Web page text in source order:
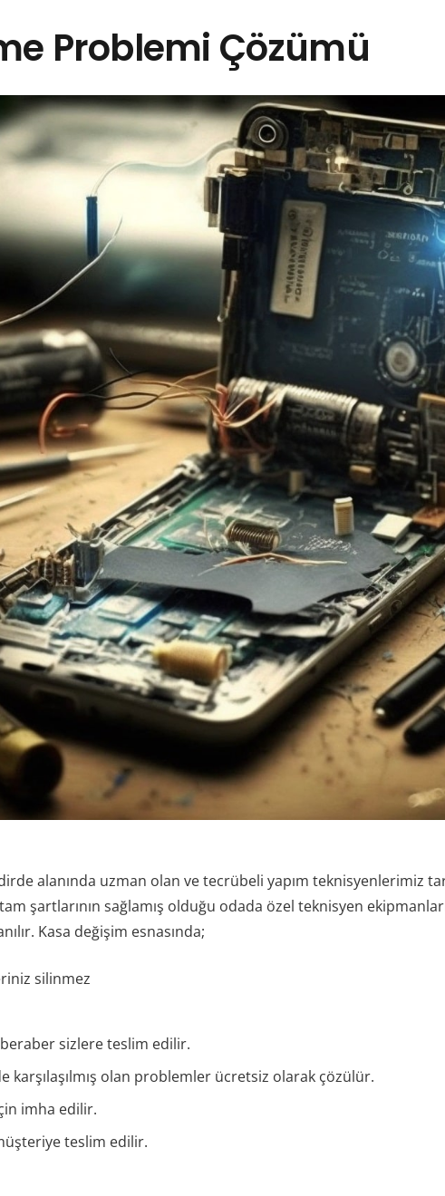
Problemi Çözümü
alanında uzman olan ve tecrübeli yapım teknisyenlerimiz
şartlarının sağlamış olduğu odada özel teknisyen
Kasa değişim esnasında;
silinmez
sizlere teslim edilir.
karşılaşılmış olan problemler ücretsiz olarak çözülür.
imha edilir.
teslim edilir.